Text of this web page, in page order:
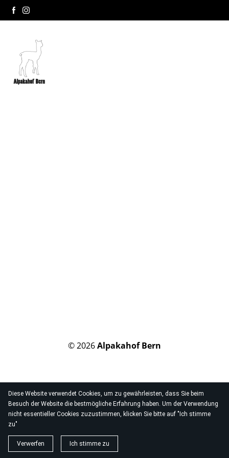
Diese Website verwendet Cookies, um zu gewährleisten, dass Sie beim
Besuch der Website die bestmögliche Erfahrung haben. Um der Verwendung
nicht essentieller Cookies zuzustimmen, klicken Sie bitte auf "Ich stimme
zu"
Verwerfen Ich stimme zu
© 2026Alpakahof Bern